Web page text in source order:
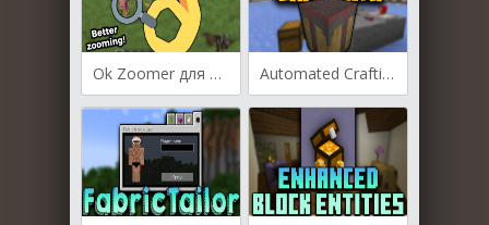
Ok Zoomer для Майнкрафт [1.20.6, 1.20.4, 1.20.2] Automated Crafting для Майнкрафт [1.20.6, 1.20.4]